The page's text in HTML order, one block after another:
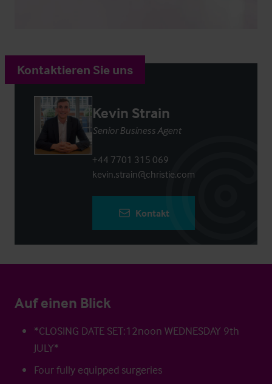
Kontaktieren Sie uns
Kevin Strain
Senior Business Agent
+44 7701 315 069
kevin.strain@christie.com
Kontakt
Auf einen Blick
*CLOSING DATE SET:12noon WEDNESDAY 9th
JULY*
Four fully equipped surgeries